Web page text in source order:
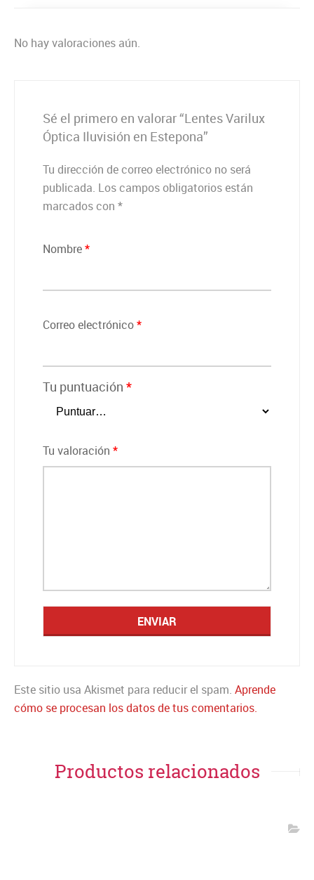
No hay valoraciones aún.
Sé el primero en valorar “Lentes Varilux
Óptica Iluvisión en Estepona”
Tu dirección de correo electrónico no será
publicada. Los campos obligatorios están
marcados con *
Nombre*
Correo electrónico*
Tu puntuación *
Tu valoración *
Este sitio usa Akismet para reducir el spam. Aprende
cómo se procesan los datos de tus comentarios.
Productos relacionados